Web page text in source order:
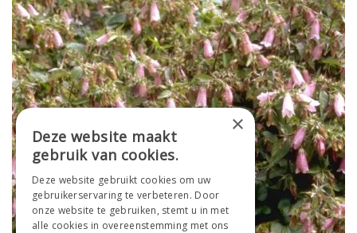
×
Deze website maakt
gebruik van cookies.
Deze website gebruikt cookies om uw
gebruikerservaring te verbeteren. Door
onze website te gebruiken, stemt u in met
alle cookies in overeenstemming met ons